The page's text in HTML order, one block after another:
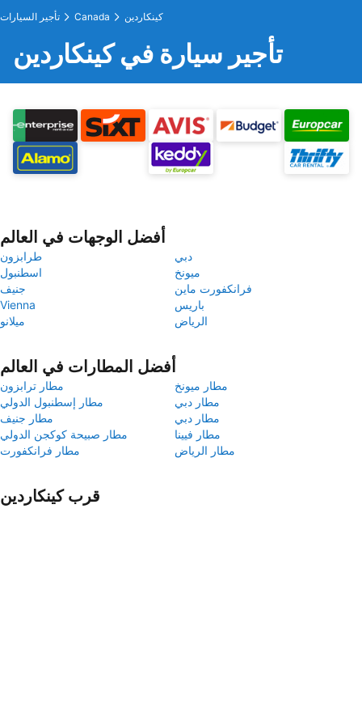
تأجير السيارات Canada كينكاردين
تأجير سيارة في كينكاردين
أفضل الوجهات في العالم
طرابزون
دبي
اسطنبول
ميونخ
جنيف
فرانكفورت ماين
Vienna
باريس
ميلانو
الرياض
أفضل المطارات في العالم
مطار ترابزون
مطار ميونخ
مطار إسطنبول الدولي
مطار دبي
مطار جنيف
مطار دبي
مطار صبيحة كوكجن الدولي
مطار فيينا
مطار فرانكفورت
مطار الرياض
قرب كينكاردين